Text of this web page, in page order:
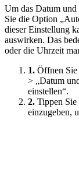
Um das Datum und
Sie die Option
dieser Einstellung
auswirken. Das
oder die Uhrzeit
1. Öffnen Sie
> „Datum
einstellen“.
2. Tippen Sie
einzugeben,